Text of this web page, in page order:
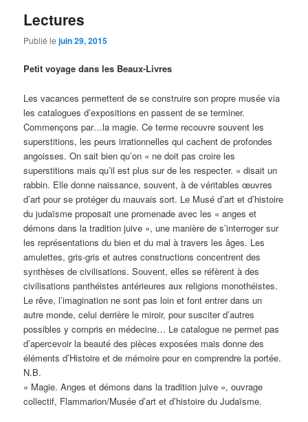
Lectures
Publié lejuin 29, 2015
Petit voyage dans les Beaux-Livres
Les vacances permettent de se construire son propre musée via
les catalogues d’expositions en passent de se terminer.
Commençons par…la magie. Ce terme recouvre souvent les
superstitions, les peurs irrationnelles qui cachent de profondes
angoisses. On sait bien qu’on « ne doit pas croire les
superstitions mais qu’il est plus sur de les respecter. » disait un
rabbin. Elle donne naissance, souvent, à de véritables œuvres
d’art pour se protéger du mauvais sort. Le Musé d’art et d’histoire
du judaïsme proposait une promenade avec les « anges et
démons dans la tradition juive », une manière de s’interroger sur
les représentations du bien et du mal à travers les âges. Les
amulettes, gris-gris et autres constructions concentrent des
synthèses de civilisations. Souvent, elles se réfèrent à des
civilisations panthéistes antérieures aux religions monothéistes.
Le rêve, l’imagination ne sont pas loin et font entrer dans un
autre monde, celui derrière le miroir, pour susciter d’autres
possibles y compris en médecine… Le catalogue ne permet pas
d’apercevoir la beauté des pièces exposées mais donne des
éléments d’Histoire et de mémoire pour en comprendre la portée.
N.B.
« Magie. Anges et démons dans la tradition juive », ouvrage
collectif, Flammarion/Musée d’art et d’histoire du Judaïsme.